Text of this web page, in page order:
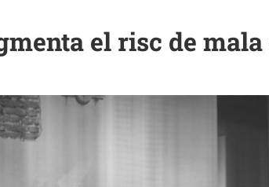
el risc de